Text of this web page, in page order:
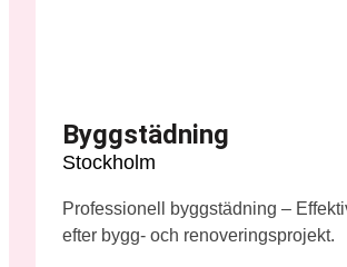
Byggstädning
Stockholm
Professionell byggstädning –
efter bygg- och renoveringsprojekt.